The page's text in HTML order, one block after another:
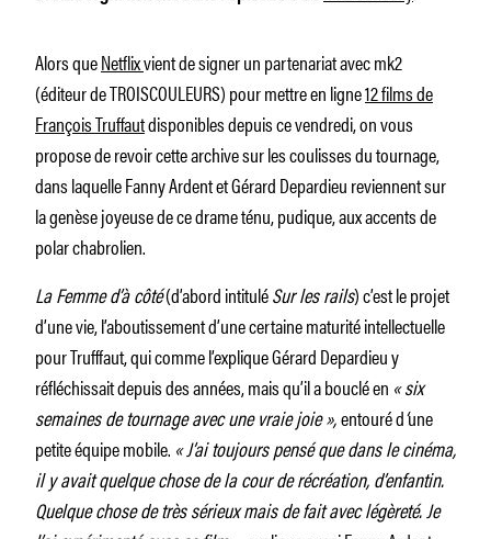
Alors queNetflixvient de signer un partenariat avec mk2
(éditeur de TROISCOULEURS) pour mettre en ligne12 films de
François Truffautdisponibles depuis ce vendredi, on vous
propose de revoir cette archive sur les coulisses du tournage,
dans laquelle Fanny Ardent et Gérard Depardieu reviennent sur
la genèse joyeuse de ce drame ténu, pudique, aux accents de
polar chabrolien.
La Femme d’à côté(d’abord intituléSur les rails) c’est le projet
d’une vie, l’aboutissement d’une certaine maturité intellectuelle
pour Trufffaut, qui comme l’explique Gérard Depardieu y
réfléchissait depuis des années, mais qu’il a bouclé en « six
semaines de tournage avec une vraie joie »,entouré d‘une
petite équipe mobile. « J’ai toujours pensé que dans le cinéma,
il y avait quelque chose de la cour de récréation, d’enfantin.
Quelque chose de très sérieux mais de fait avec légèreté. Je